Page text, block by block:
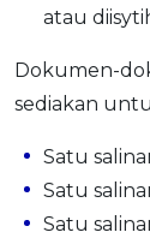
atau
Dokumen-
sediakan
Satu
Satu
Satu